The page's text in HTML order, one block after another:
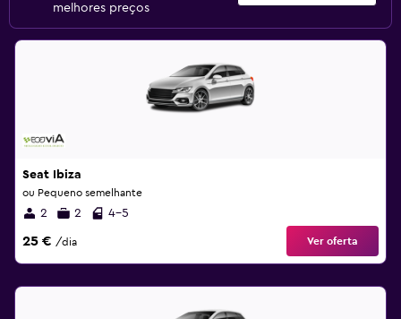
melhores preços
Seat Ibiza
ou Pequeno semelhante
2 2 4-5
25 € /dia Ver oferta